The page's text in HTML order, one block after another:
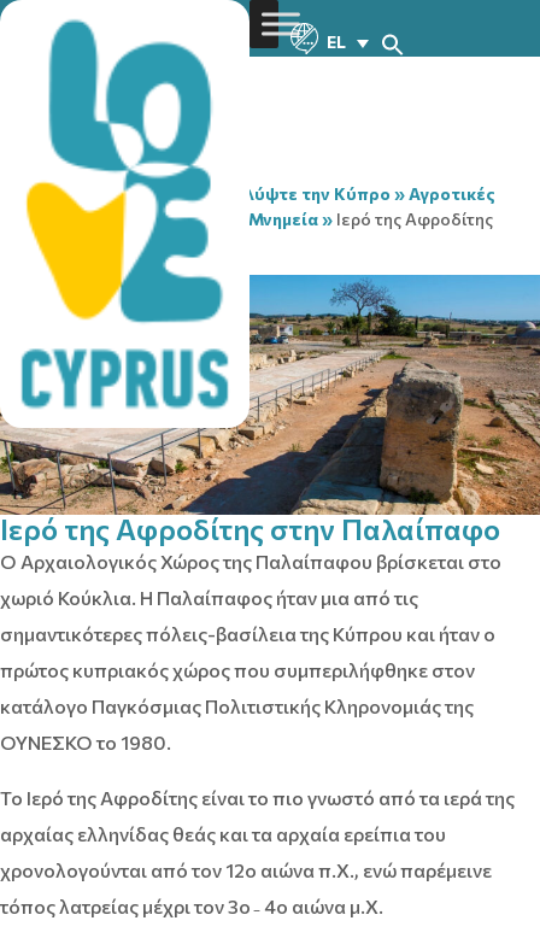
EL
You are here:Home» Ανακαλύψτε την Κύπρο »Αγροτικές
τοποθεσίες
» Αξιοθέατα & Μνημεία» Ιερό της Αφροδίτης
στην Παλαίπαφο
Ιερό της Αφροδίτης στην Παλαίπαφο
Ο Αρχαιολογικός Χώρος της Παλαίπαφου βρίσκεται στο
χωριό Κούκλια. Η Παλαίπαφος ήταν μια από τις
σημαντικότερες πόλεις-βασίλεια της Κύπρου και ήταν ο
πρώτος κυπριακός χώρος που συμπεριλήφθηκε στον
κατάλογο Παγκόσμιας Πολιτιστικής Κληρονομιάς της
ΟΥΝΕΣΚΟ το 1980.
Το Ιερό της Αφροδίτης είναι το πιο γνωστό από τα ιερά της
αρχαίας ελληνίδας θεάς και τα αρχαία ερείπια του
χρονολογούνται από τον 12ο αιώνα π.Χ., ενώ παρέμεινε
τόπος λατρείας μέχρι τον 3ο – 4ο αιώνα μ.Χ.